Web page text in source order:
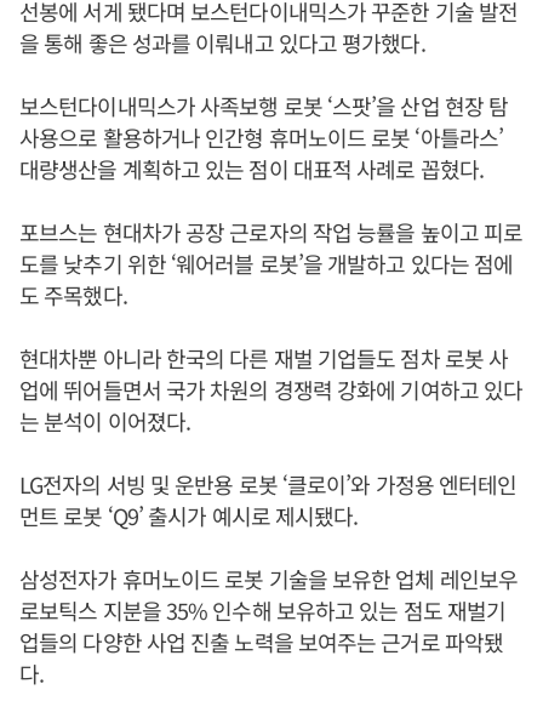
선봉에 서게 됐다며 보스턴다이내믹스가 꾸준한 기술 발전
을 통해 좋은 성과를 이뤄내고 있다고 평가했다.
보스턴다이내믹스가 사족보행 로봇 ‘스팟’을 산업 현장 탐
사용으로 활용하거나 인간형 휴머노이드 로봇 ‘아틀라스’
대량생산을 계획하고 있는 점이 대표적 사례로 꼽혔다.
포브스는 현대차가 공장 근로자의 작업 능률을 높이고 피로
도를 낮추기 위한 ‘웨어러블 로봇’을 개발하고 있다는 점에
도 주목했다.
현대차뿐 아니라 한국의 다른 재벌 기업들도 점차 로봇 사
업에 뛰어들면서 국가 차원의 경쟁력 강화에 기여하고 있다
는 분석이 이어졌다.
LG전자의 서빙 및 운반용 로봇 ‘클로이’와 가정용 엔터테인
먼트 로봇 ‘Q9’ 출시가 예시로 제시됐다.
삼성전자가 휴머노이드 로봇 기술을 보유한 업체 레인보우
로보틱스 지분을 35% 인수해 보유하고 있는 점도 재벌기
업들의 다양한 사업 진출 노력을 보여주는 근거로 파악됐
다.